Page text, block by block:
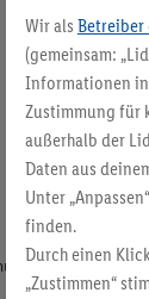
in
Wir als Betreiber
(gemeinsam:
Informationen
Zustimmung für
außerhalb der
Daten aus
Unter
finden.
Durch einen
„Zustimmen“